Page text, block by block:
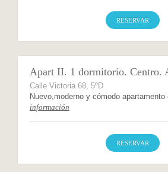
RESERVAR
Apart II. 1 dormitorio. Centro.
Calle Victoria 68, 5ºD
Nuevo,moderno y cómodo
información
RESERVAR